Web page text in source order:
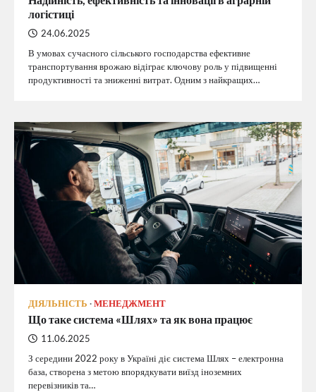
логістиці
24.06.2025
В умовах сучасного сільського господарства ефективне
транспортування врожаю відіграє ключову роль у підвищенні
продуктивності та зниженні витрат. Одним з найкращих…
ДІЯЛЬНІСТЬ МЕНЕДЖМЕНТ
Що таке система «Шлях» та як вона працює
11.06.2025
З середини 2022 року в Україні діє система Шлях – електронна
база, створена з метою впорядкувати виїзд іноземних
перевізників та…